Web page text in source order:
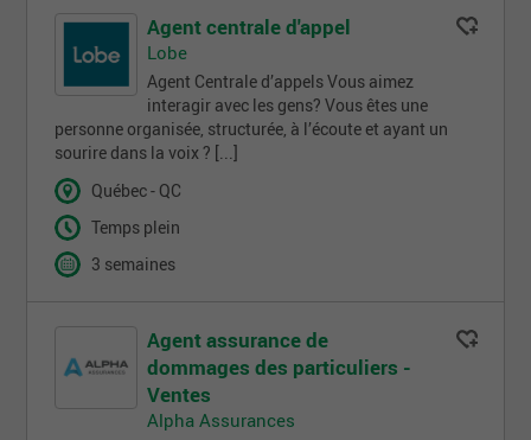
Agent centrale d'appel
Lobe
Agent Centrale d’appels Vous aimez
interagir avec les gens? Vous êtes une
personne organisée, structurée, à l’écoute et ayant un
sourire dans la voix ? [...]
Québec - QC
Temps plein
3 semaines
Agent assurance de
dommages des particuliers -
Ventes
Alpha Assurances